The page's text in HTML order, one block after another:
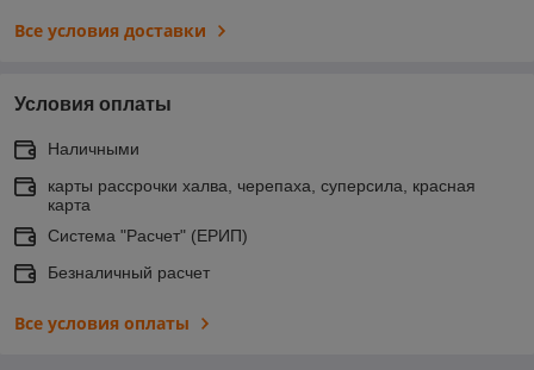
Все условия доставки
Условия оплаты
Наличными
карты рассрочки халва, черепаха, суперсила, красная
карта
Система "Расчет" (ЕРИП)
Безналичный расчет
Все условия оплаты